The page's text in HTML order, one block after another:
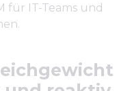
für IT-Teams und